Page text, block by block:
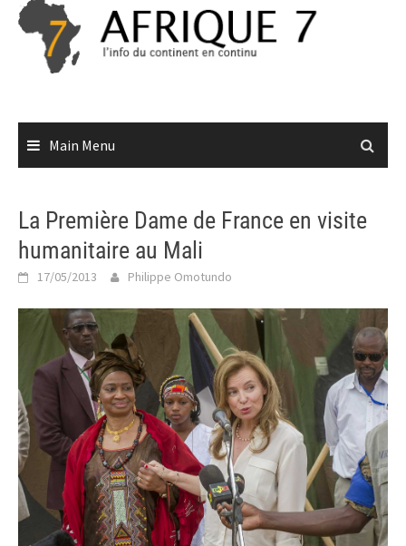
Skip
content
Main Menu
La Première Dame de France en visite
humanitaire au Mali
17/05/2013 Philippe Omotundo